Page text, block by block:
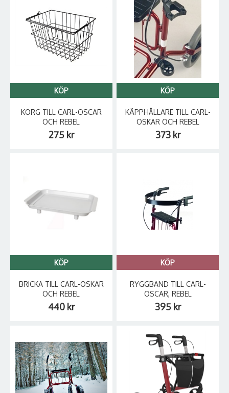
KÖP
KORG TILL CARL-OSCAR
OCH REBEL
275 kr
KÖP
KÄPPHÅLLARE TILL CARL-
OSKAR OCH REBEL
373 kr
KÖP
BRICKA TILL CARL-OSKAR
OCH REBEL
440 kr
KÖP
RYGGBAND TILL CARL-
OSCAR, REBEL
395 kr